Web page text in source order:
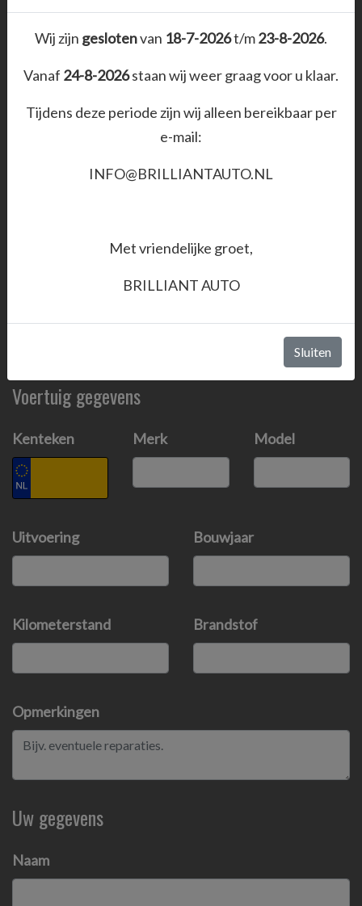
goede service.
Afspraak wensen
Soort afspraak
Kleine beurt
Grote beurt + APK
Voertuig gegevens
Kenteken Merk Model
Uitvoering Bouwjaar
Kilometerstand Brandstof
Opmerkingen
Uw gegevens
Naam
Wij zijn geslotenvan 18-7-2026t/m23-8-2026.
Vanaf 24-8-2026staan wij weer graag voor u klaar.
Tijdens deze periode zijn wij alleen bereikbaar per
e-mail:
INFO@BRILLIANTAUTO.NL
Met vriendelijke groet,
BRILLIANT AUTO
Sluiten